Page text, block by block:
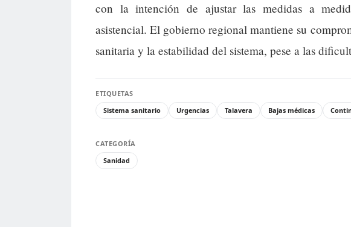
con la intención de ajustar las medidas a
asistencial. El gobierno regional mantiene su
sanitaria y la estabilidad del sistema, pese a las
ETIQUETAS
Sistema sanitario
Urgencias Talavera Bajas médicas
CATEGORÍA
Sanidad